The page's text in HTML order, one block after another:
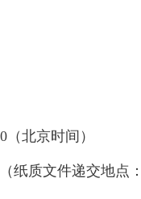
（北京时间）
纸质文件递交地点